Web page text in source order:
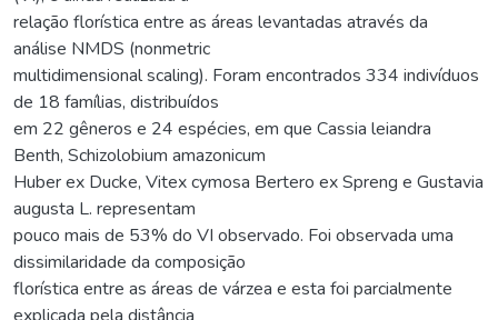
relação florística entre as áreas levantadas através da
análise NMDS (nonmetric
multidimensional scaling). Foram encontrados 334 indivíduos
de 18 famílias, distribuídos
em 22 gêneros e 24 espécies, em que Cassia leiandra
Benth, Schizolobium amazonicum
Huber ex Ducke, Vitex cymosa Bertero ex Spreng e Gustavia
augusta L. representam
pouco mais de 53% do VI observado. Foi observada uma
dissimilaridade da composição
florística entre as áreas de várzea e esta foi parcialmente